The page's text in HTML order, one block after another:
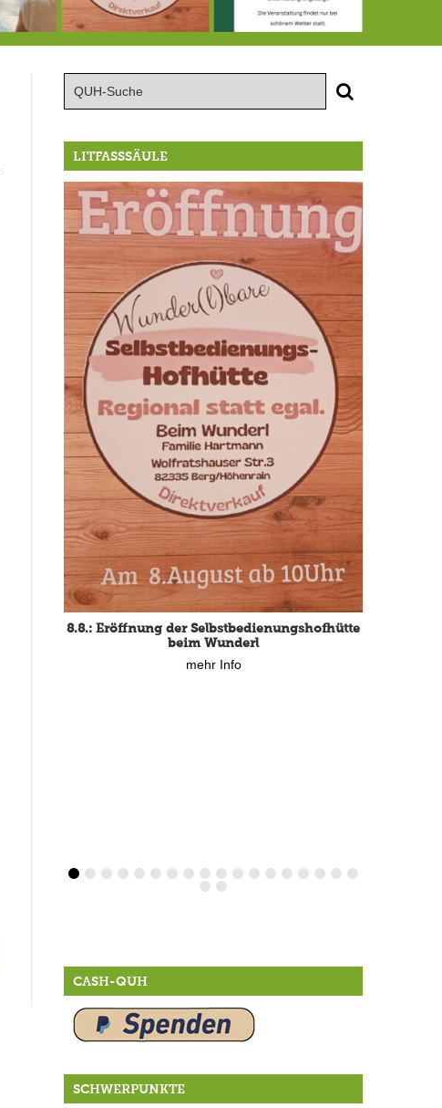
LITFASSSÄULE
8.8.: Eröffnung der Selbstbedienungshofhütte
beim Wunderl
mehr Info
CASH-QUH
SCHWERPUNKTE